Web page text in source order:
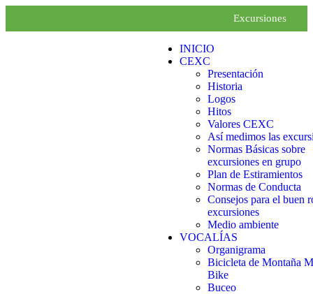
Excursiones
INICIO
CEXC
Presentación
Historia
Logos
Hitos
Valores CEXC
Así medimos las
Normas Básicas sobre
excursiones en grupo
Plan de Estiramientos
Normas de Conducta
Consejos para el buen
excursiones
Medio ambiente
VOCALÍAS
Organigrama
Bicicleta de Montaña
Bike
Buceo